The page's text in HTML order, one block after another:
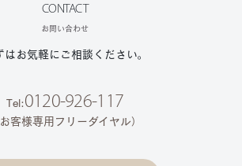
CONTACT
お問い合わせ
はお気軽にご相談ください。
Tel:0120-926-117
お客様専用フリーダイヤル）